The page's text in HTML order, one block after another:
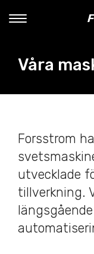
Våra
Forsstrom
utvecklade
tillverkning.